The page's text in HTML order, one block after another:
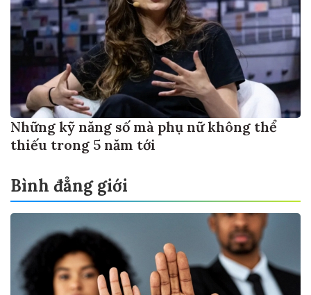
Những kỹ năng số mà phụ nữ không thể
thiếu trong 5 năm tới
Bình đẳng giới